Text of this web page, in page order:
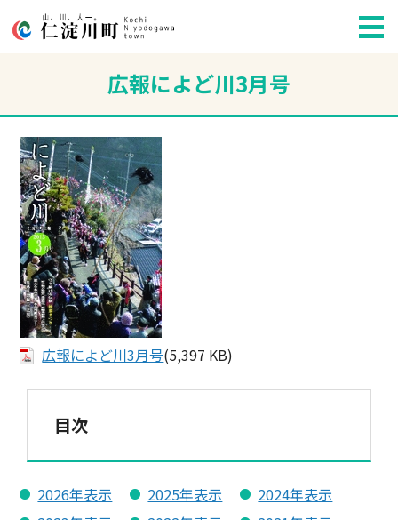
広報によど川3月号
広報によど川3月号(5,397 KB)
目次
2026年表示 2025年表示
2024年表示